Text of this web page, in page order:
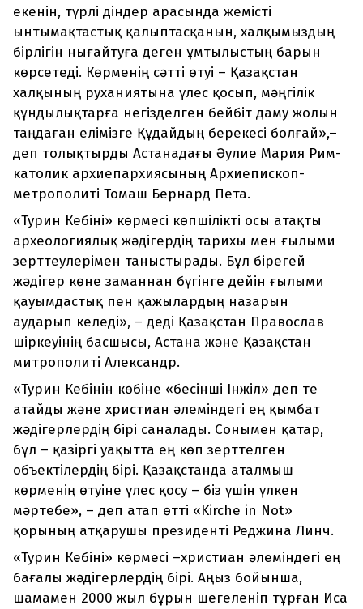
екенін, түрлі діндер арасында жемісті
ынтымақтастық қалыптасқанын, халқымыздың
бірлігін нығайтуға деген ұмтылыстың барын
көрсетеді. Көрменің сәтті өтуі – Қазақстан
халқының руханиятына үлес қосып, мәңгілік
құндылықтарға негізделген бейбіт даму жолын
таңдаған елімізге Құдайдың берекесі болғай»,–
деп толықтырды Астанадағы Әулие Мария Рим-
католик архиепархиясының Архиепископ-
метрополиті Томаш Бернард Пета.
«Турин Кебіні» көрмесі көпшілікті осы атақты
археологиялық жәдігердің тарихы мен ғылыми
зерттеулерімен таныстырады. Бұл бірегей
жәдігер көне заманнан бүгінге дейін ғылыми
қауымдастық пен қажылардың назарын
аударып келеді», – деді Қазақстан Православ
шіркеуінің басшысы, Астана және Қазақстан
митрополиті Александр.
«Турин Кебінін көбіне «бесінші Інжіл» деп те
атайды және христиан әлеміндегі ең қымбат
жәдігерлердің бірі саналады. Сонымен қатар,
бұл – қазіргі уақытта ең көп зерттелген
объектілердің бірі. Қазақстанда аталмыш
көрменің өтуіне үлес қосу – біз үшін үлкен
мәртебе», – деп атап өтті «Kirche in Not»
қорының атқарушы президенті Реджина Линч.
«Турин Кебіні» көрмесі –христиан әлеміндегі ең
бағалы жәдігерлердің бірі. Аңыз бойынша,
шамамен 2000 жыл бұрын шегеленіп тұрған Иса